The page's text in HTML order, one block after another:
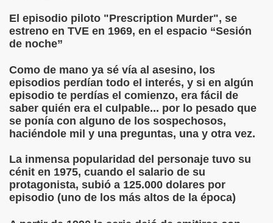
El episodio piloto "Prescription Murder", se
estreno en TVE en 1969, en el espacio “Sesión
de noche”
Como de mano ya sé vía al asesino, los
episodios perdían todo el interés, y si en algún
episodio te perdías el comienzo, era fácil de
saber quién era el culpable... por lo pesado que
se ponía con alguno de los sospechosos,
haciéndole mil y una preguntas, una y otra vez.
La inmensa popularidad del personaje tuvo su
cénit en 1975, cuando el salario de su
protagonista, subió a 125.000 dolares por
episodio (uno de los más altos de la época)